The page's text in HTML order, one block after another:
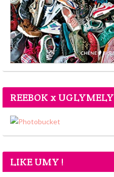
REEBOK x UGLYMELY
LIKE UMY !